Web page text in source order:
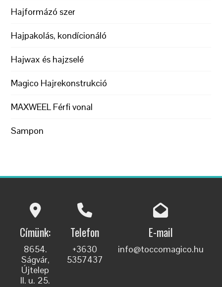
Hajformázó szer
Hajpakolás, kondícionáló
Hajwax és hajzselé
Magico Hajrekonstrukció
MAXWEEL Férfi vonal
Sampon
Címünk:
8654.
Ságvár,
Újtelep
II. u. 25.
Telefon
+3630
5357437
E-mail
info@toccomagico.hu